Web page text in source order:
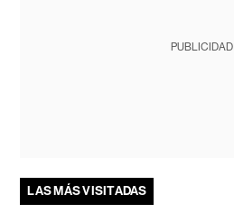
PUBLICIDAD
LAS MÁS VISITADAS